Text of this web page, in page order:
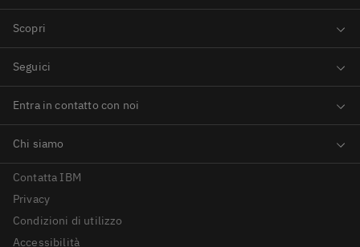
Contatta IBM
Privacy
Condizioni di utilizzo
Accessibilità